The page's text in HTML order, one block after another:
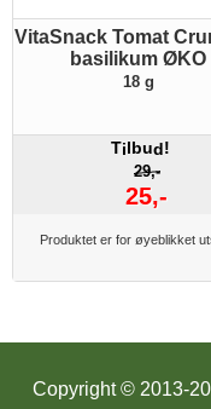
VitaSnack Tomat
basilikum ØKO
18 g
Tilbud!
29,-
25,-
Produktet er for øyeblikket
Copyright © 2013-